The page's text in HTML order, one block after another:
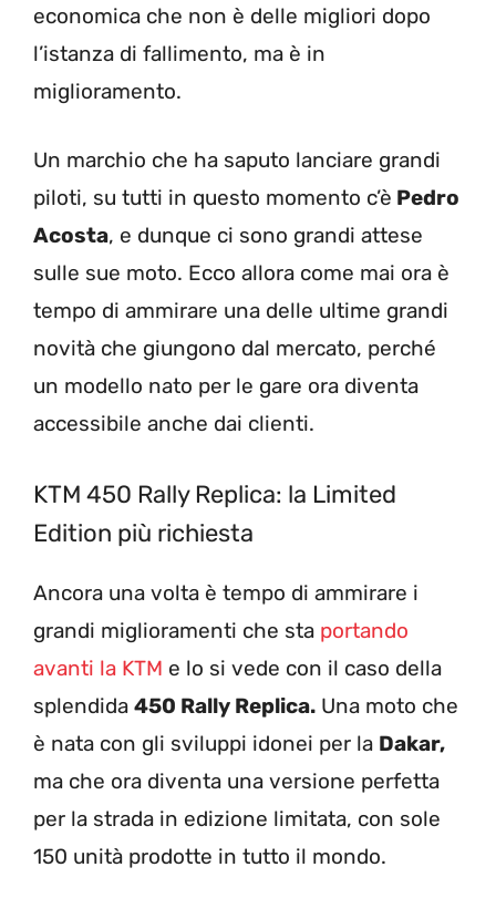
economica che non è delle migliori dopo
l’istanza di fallimento, ma è in
miglioramento.
Un marchio che ha saputo lanciare grandi
piloti, su tutti in questo momento c’è Pedro
Acosta, e dunque ci sono grandi attese
sulle sue moto. Ecco allora come mai ora è
tempo di ammirare una delle ultime grandi
novità che giungono dal mercato, perché
un modello nato per le gare ora diventa
accessibile anche dai clienti.
KTM 450 Rally Replica: la Limited
Edition più richiesta
Ancora una volta è tempo di ammirare i
grandi miglioramenti che sta portando
avanti la KTM e lo si vede con il caso della
splendida 450 Rally Replica. Una moto che
è nata con gli sviluppi idonei per la Dakar,
ma che ora diventa una versione perfetta
per la strada in edizione limitata, con sole
150 unità prodotte in tutto il mondo.